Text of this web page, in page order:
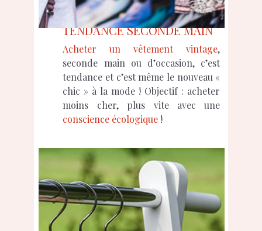
TENDANCE SECONDE MAIN
Acheter un vêtement vintage,
seconde main ou d’occasion, c’est
tendance et c’est même le nouveau «
chic » à la mode ! Objectif : acheter
moins cher, plus vite avec une
conscience écologique !